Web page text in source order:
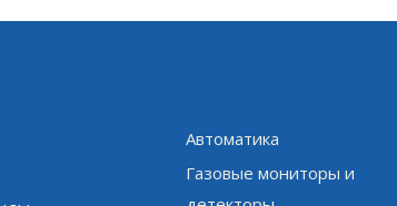
Автоматика
Газовые мониторы и